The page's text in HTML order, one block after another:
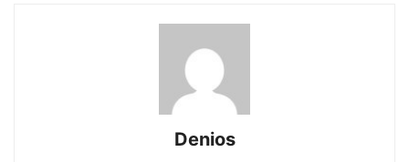
Denios